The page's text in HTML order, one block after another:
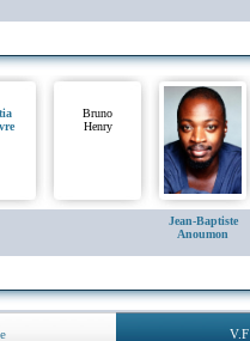
Bruno
Henry
Jean-Baptiste
Anoumon
V.F